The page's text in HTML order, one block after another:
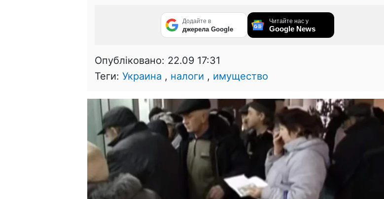
Додайте в
джерела Google
Читайте нас у
Google News
Опубліковано: 22.09 17:31
Теги: Украина , налоги , имущество